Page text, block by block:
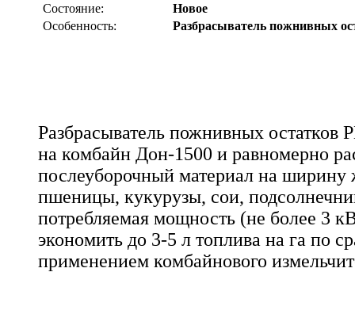
Состояние:
Новое
Особенность:
Разбрасыватель пожнивных
Разбрасыватель пожнивных остатков
на комбайн Дон-1500 и равномерно
послеуборочный материал на ширину
пшеницы, кукурузы, сои,
потребляемая мощность (не более 3
экономить до 3-5 л топлива на га по
применением комбайнового